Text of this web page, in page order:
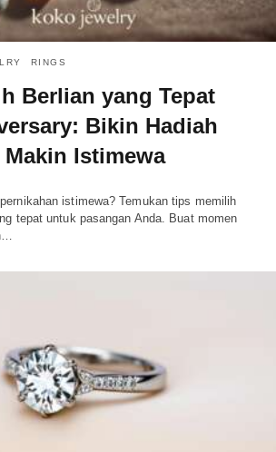
RINGS
Berlian yang Tepat
Bikin Hadiah
Istimewa
istimewa? Temukan tips memilih
tepat untuk pasangan Anda. Buat momen